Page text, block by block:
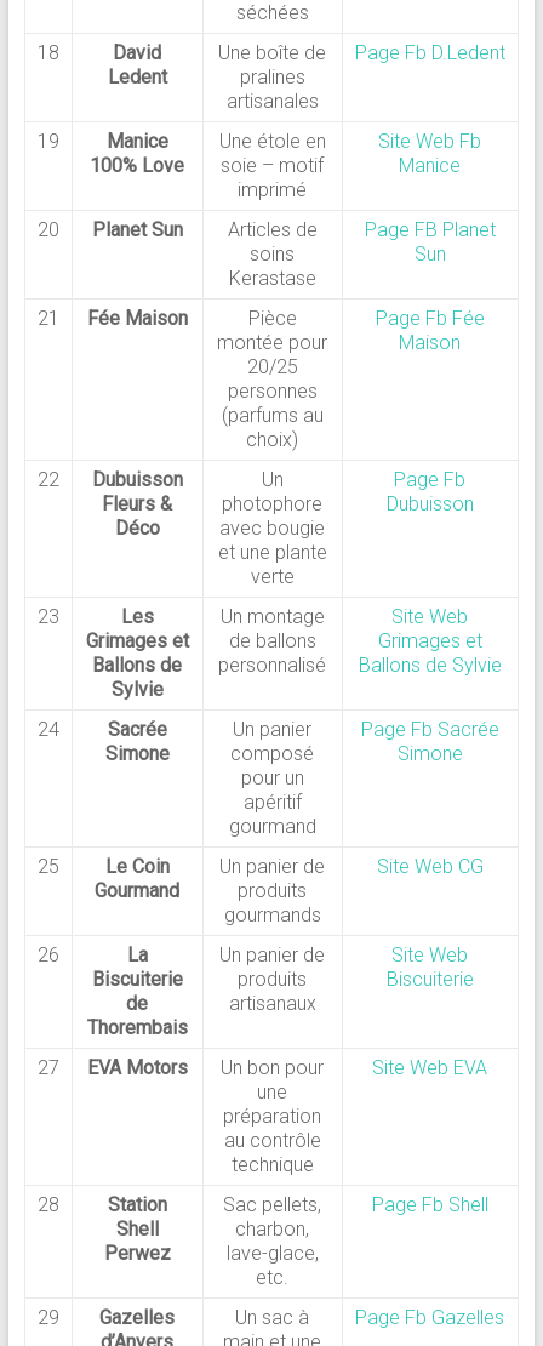
séchées
18
David
Ledent
Une boîte de
pralines
artisanales
Page Fb D.Ledent
19
Manice
100% Love
Une étole en
soie – motif
imprimé
Site Web Fb
Manice
20 Planet Sun
Articles de
soins
Kerastase
Page FB Planet
Sun
21 Fée Maison
Pièce
montée pour
20/25
personnes
(parfums au
choix)
Page Fb Fée
Maison
22
Dubuisson
Fleurs &
Déco
Un
photophore
avec bougie
et une plante
verte
Page Fb
Dubuisson
23
Les
Grimages et
Ballons de
Sylvie
Un montage
de ballons
personnalisé
Site Web
Grimages et
Ballons de Sylvie
24
Sacrée
Simone
Un panier
composé
pour un
apéritif
gourmand
Page Fb Sacrée
Simone
25
Le Coin
Gourmand
Un panier de
produits
gourmands
Site Web CG
26
La
Biscuiterie
de
Thorembais
Un panier de
produits
artisanaux
Site Web
Biscuiterie
27 EVA Motors
Un bon pour
une
préparation
au contrôle
technique
Site Web EVA
28
Station
Shell
Perwez
Sac pellets,
charbon,
lave-glace,
etc.
Page Fb Shell
29
Gazelles
Un sac à
Page Fb Gazelles